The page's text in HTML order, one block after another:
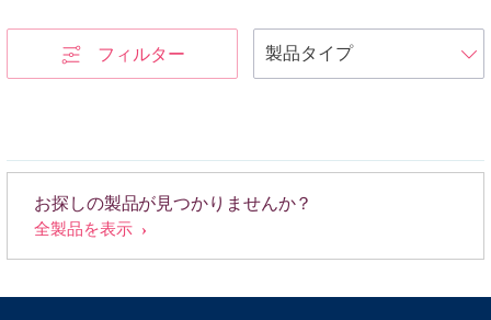
フィルター
お探しの製品が見つかりませんか？
全製品を表示